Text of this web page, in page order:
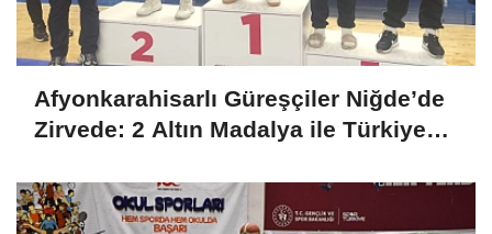
Afyonkarahisarlı Güreşçiler Niğde’de
Zirvede: 2 Altın Madalya ile Türkiye